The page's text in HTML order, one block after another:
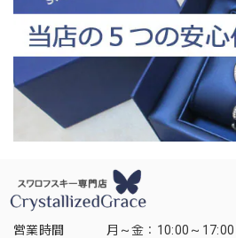
営業時間
月～金：10:00～17:00